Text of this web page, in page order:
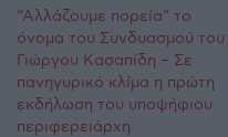
“Αλλάζουμε πορεία” το
όνομα του Συνδυασμού του
Γιώργου Κασαπίδη – Σε
πανηγυρικό κλίμα η πρώτη
εκδήλωση του υποψήφιου
περιφερειάρχη